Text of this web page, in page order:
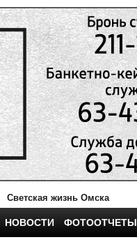
Светская жизнь Омска
НОВОСТИ ФОТООТЧЕТЫ